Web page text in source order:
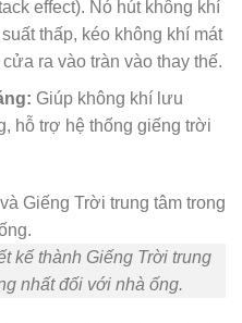
effect). Nó hút không khí
thấp, kéo không khí mát
ra vào tràn vào thay thế.
Giúp không khí lưu
hỗ trợ hệ thống giếng trời
kế thành Giếng Trời trung
nhất đối với nhà ống.